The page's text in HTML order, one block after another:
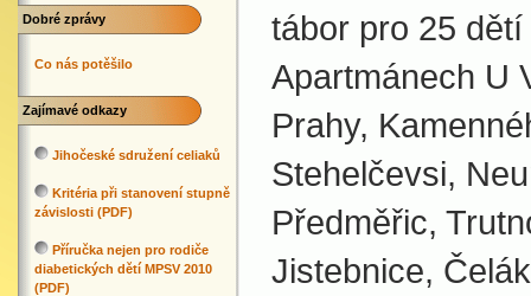
Dobré zprávy
Co nás potěšilo
Zajímavé odkazy
Jihočeské sdružení celiaků
Kritéria při stanovení stupně
závislosti (PDF)
Příručka nejen pro rodiče
diabetických dětí MPSV 2010
(PDF)
tábor pro 25
Apartmánech U
Prahy,
Stehelčevsi,
Předměřic,
Jistebnice,